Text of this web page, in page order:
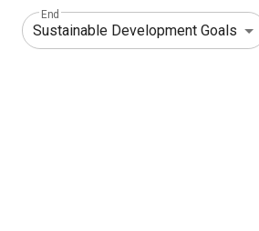
End